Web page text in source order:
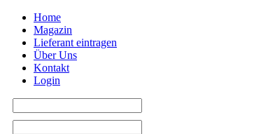
Home
Magazin
Lieferant eintragen
Über Uns
Kontakt
Login